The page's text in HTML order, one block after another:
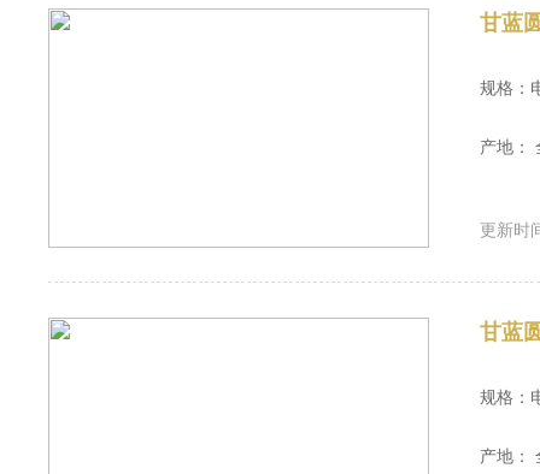
甘蓝
规格：
产地：
更新时
甘蓝
规格：
产地：